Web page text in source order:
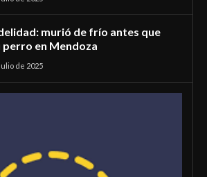
murió de frío antes que
perro en Mendoza
de 2025